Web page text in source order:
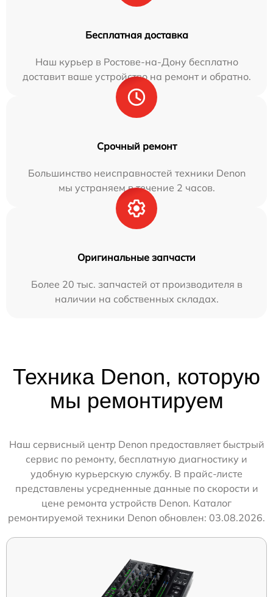
Бесплатная доставка
Наш курьер в Ростове-на-Дону бесплатно
доставит ваше устройство на ремонт и обратно.
Срочный ремонт
Большинство неисправностей техники Denon
мы устраняем в течение 2 часов.
Оригинальные запчасти
Более 20 тыс. запчастей от производителя в
наличии на собственных складах.
Техника Denon, которую
мы ремонтируем
Наш сервисный центр Denon предоставляет быстрый
сервис по ремонту, бесплатную диагностику и
удобную курьерскую службу. В прайс-листе
представлены усредненные данные по скорости и
цене ремонта устройств Denon. Каталог
ремонтируемой техники Denon обновлен: 03.08.2026.